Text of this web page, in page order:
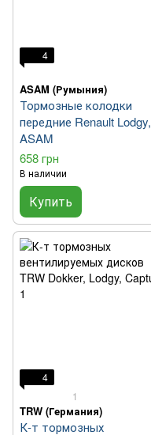
4
ASAM (Румыния)
Тормозные колодки
передние Renault Lodgy,
ASAM
658 грн
В наличии
Купить
4
1
TRW (Германия)
К-т тормозных